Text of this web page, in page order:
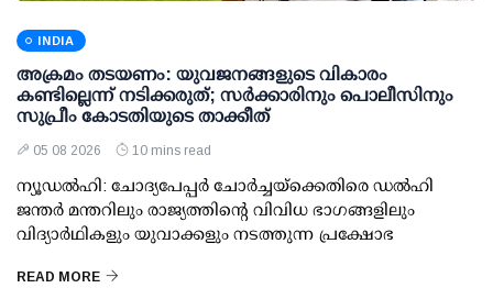
INDIA
അക്രമം തടയണം: യുവജനങ്ങളുടെ വികാരം
കണ്ടില്ലെന്ന് നടിക്കരുത്; സര്‍ക്കാരിനും പൊലീസിനും
സുപ്രീം കോടതിയുടെ താക്കീത്
05 08 2026 10 mins read
ന്യൂഡല്‍ഹി: ചോദ്യപേപ്പര്‍ ചോര്‍ച്ചയ്ക്കെതിരെ ഡല്‍ഹി
ജന്തര്‍ മന്തറിലും രാജ്യത്തിന്റെ വിവിധ ഭാഗങ്ങളിലും
വിദ്യാര്‍ഥികളും യുവാക്കളും നടത്തുന്ന പ്രക്ഷോഭ
READ MORE